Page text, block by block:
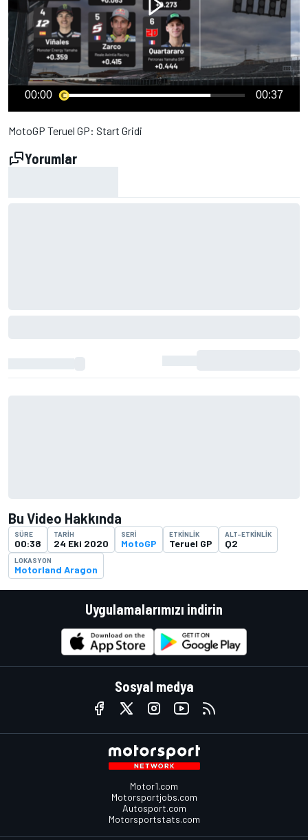
00:00 00:37
MotoGP Teruel GP: Start Gridi
Yorumlar
Bu Video Hakkında
SÜRE
00:38
TARIH
24 Eki 2020
SERI
MotoGP
ETKINLIK
Teruel GP
ALT-ETKINLIK
Q2
LOKASYON
Motorland Aragon
Uygulamalarımızı indirin
Sosyal medya
Motor1.com
Motorsportjobs.com
Autosport.com
Motorsportstats.com